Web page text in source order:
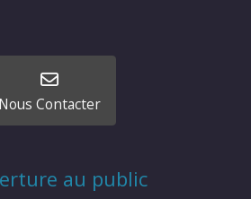
Nous Contacter
au public